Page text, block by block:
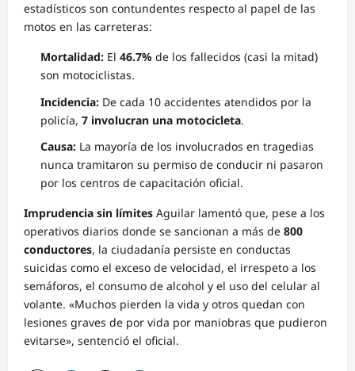
estadísticos son contundentes respecto al papel de las
motos en las carreteras:
Mortalidad: El 46.7% de los fallecidos (casi la mitad)
son motociclistas.
Incidencia: De cada 10 accidentes atendidos por la
policía, 7 involucran una motocicleta.
Causa: La mayoría de los involucrados en tragedias
nunca tramitaron su permiso de conducir ni pasaron
por los centros de capacitación oficial.
Imprudencia sin límites Aguilar lamentó que, pese a los
operativos diarios donde se sancionan a más de 800
conductores, la ciudadanía persiste en conductas
suicidas como el exceso de velocidad, el irrespeto a los
semáforos, el consumo de alcohol y el uso del celular al
volante. «Muchos pierden la vida y otros quedan con
lesiones graves de por vida por maniobras que pudieron
evitarse», sentenció el oficial.